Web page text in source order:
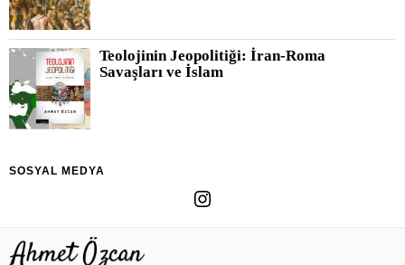
Teolojinin Jeopolitiği: İran-Roma
Savaşları ve İslam
SOSYAL MEDYA